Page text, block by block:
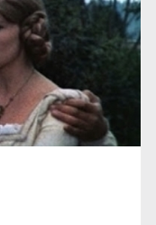
inima Balcanilor